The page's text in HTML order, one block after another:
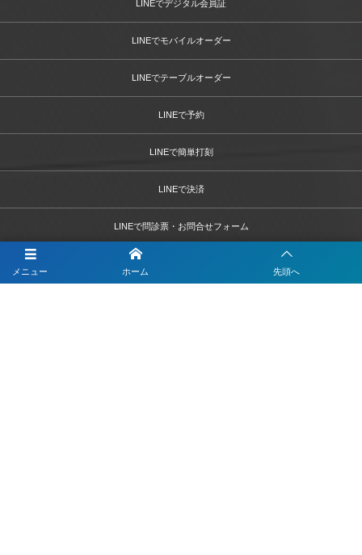
メニュー ホーム 先頭へ
LINEでデジタル会員証
LINEでモバイルオーダー
LINEでテーブルオーダー
LINEで予約
LINEで簡単打刻
LINEで決済
LINEで問診票・お問合せフォーム